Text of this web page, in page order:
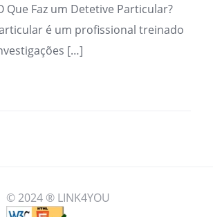
Que Faz um Detetive Particular?
é um profissional treinado
[…]
© 2024 ® LINK4YOU